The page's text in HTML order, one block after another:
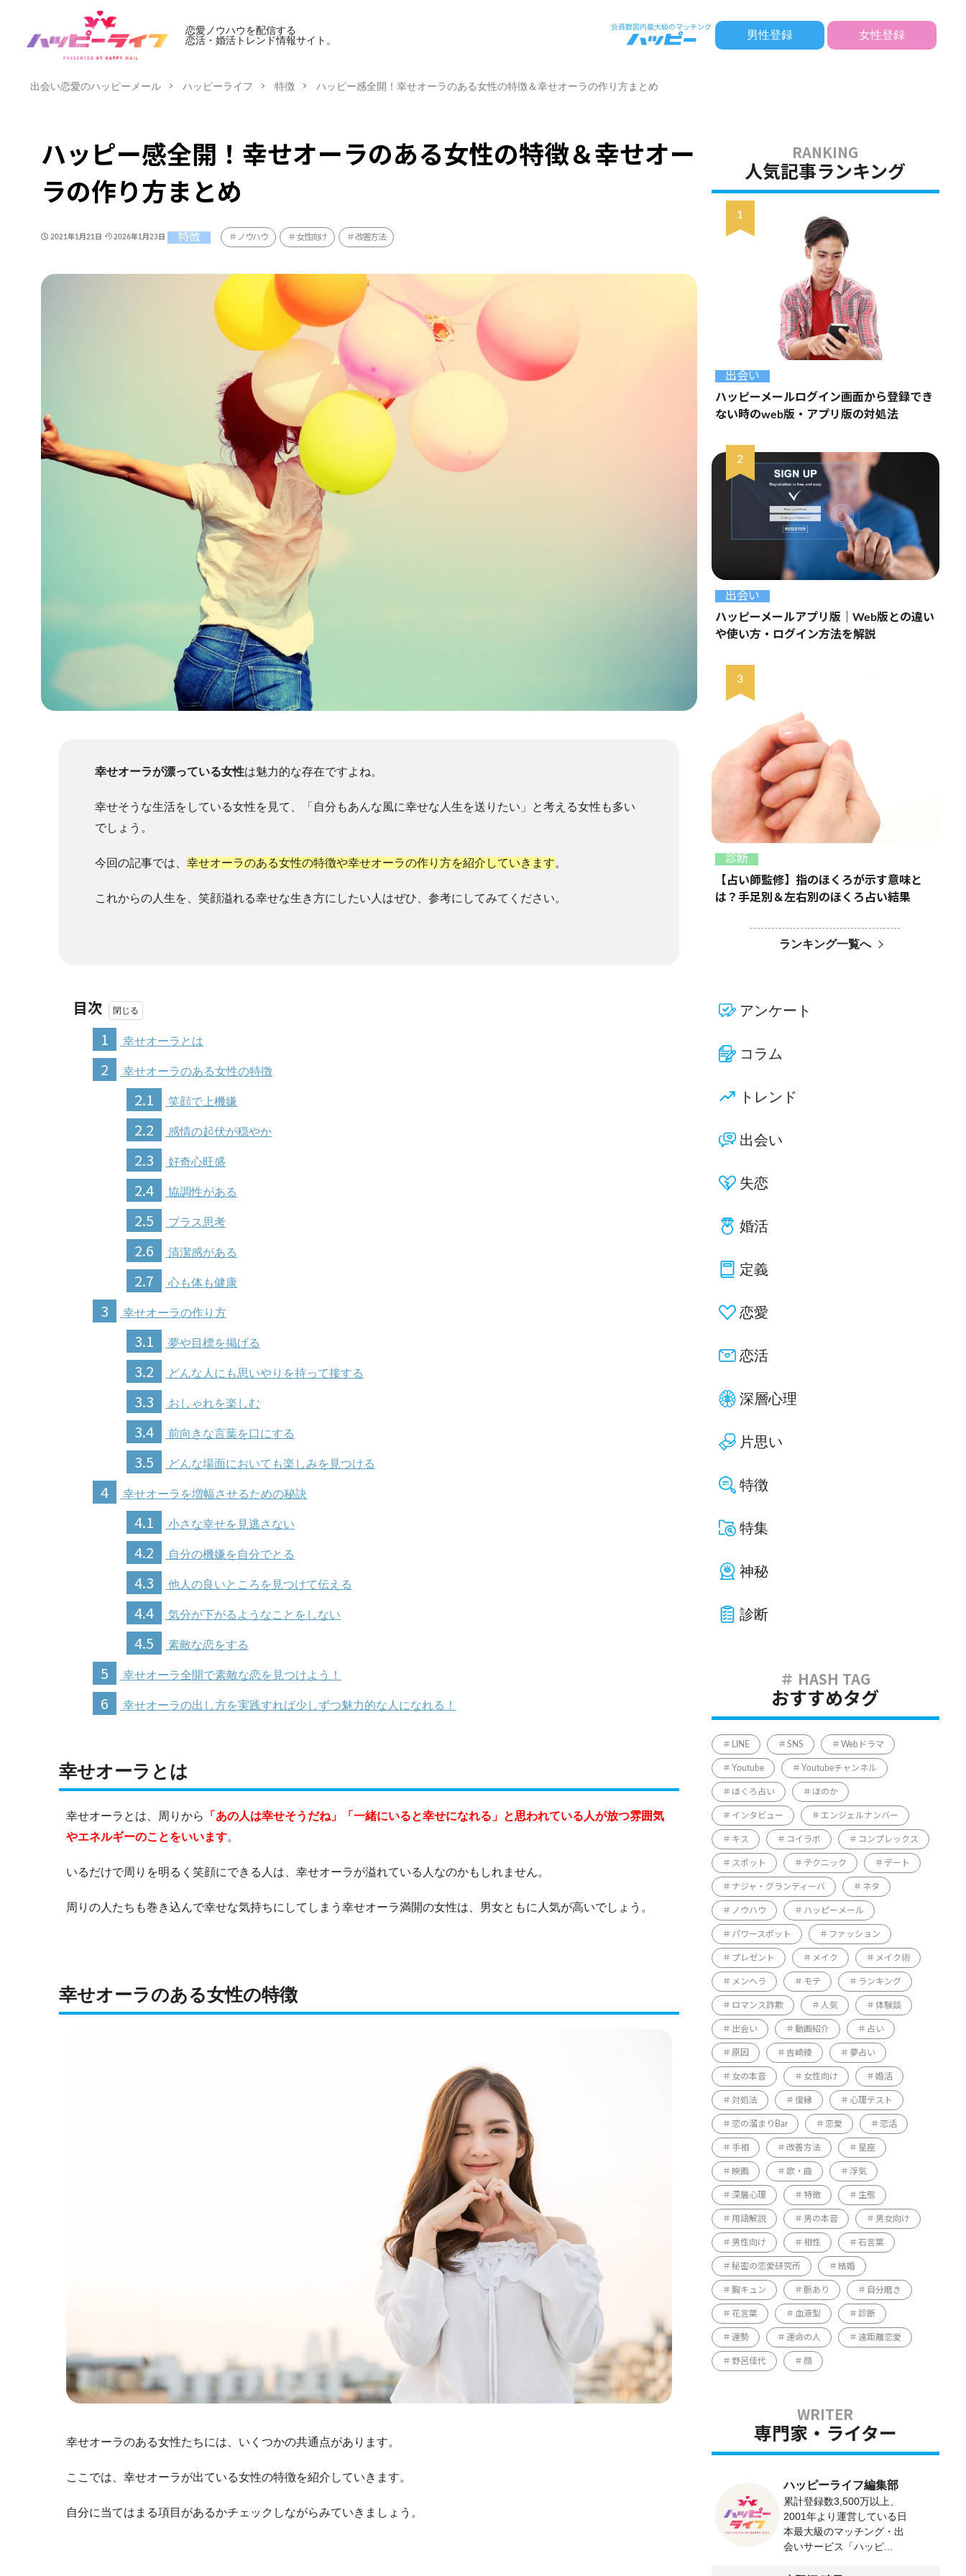
恋愛ノウハウを配信する
恋活・婚活トレンド情報サイト。
男性登録 女性登録
出会い恋愛のハッピーメール ハッピーライフ 特徴 ハッピー感全開！幸せオーラのある女性の特徴＆幸せオーラの作り方まとめ
ハッピー感全開！幸せオーラのある女性の特徴＆幸せオー
ラの作り方まとめ
2021年1月21日 2026年1月23日 特徴 ノウハウ 女性向け 改善方法
幸せオーラが漂っている女性は魅力的な存在ですよね。
幸せそうな生活をしている女性を見て、「自分もあんな風に幸せな人生を送りたい」と考える女性も多い
でしょう。
今回の記事では、 幸せオーラのある女性の特徴や幸せオーラの作り方を紹介していきます。
これからの人生を、笑顔溢れる幸せな生き方にしたい人はぜひ、参考にしてみてください。
目次
1
幸せオーラとは
2 幸せオーラのある女性の特徴
2.1 笑顔で上機嫌
2.2 感情の起伏が穏やか
2.3 好奇心旺盛
2.4 協調性がある
2.5 プラス思考
2.6 清潔感がある
2.7 心も体も健康
3 幸せオーラの作り方
3.1 夢や目標を掲げる
3.2 どんな人にも思いやりを持って接する
3.3 おしゃれを楽しむ
3.4 前向きな言葉を口にする
3.5 どんな場面においても楽しみを見つける
4 幸せオーラを増幅させるための秘訣
4.1 小さな幸せを見逃さない
4.2 自分の機嫌を自分でとる
4.3 他人の良いところを見つけて伝える
4.4 気分が下がるようなことをしない
4.5 素敵な恋をする
5 幸せオーラ全開で素敵な恋を見つけよう！
6 幸せオーラの出し方を実践すれば少しずつ魅力的な人になれる！
幸せオーラとは
幸せオーラとは、周りから
「あの人は幸せそうだね」「一緒にいると幸せになれる」と思われている人が放つ雰囲気
やエネルギーのことをいいます。
いるだけで周りを明るく笑顔にできる人は、幸せオーラが溢れている人なのかもしれません。
周りの人たちも巻き込んで幸せな気持ちにしてしまう幸せオーラ満開の女性は、男女ともに人気が高いでしょう。
幸せオーラのある女性の特徴
幸せオーラのある女性たちには、いくつかの共通点があります。
ここでは、幸せオーラが出ている女性の特徴を紹介していきます。
自分に当てはまる項目があるかチェックしながらみていきましょう。
人気記事ランキング
出会い
ハッピーメールログイン画面から登録でき
ない時のweb版・アプリ版の対処法
出会い
ハッピーメールアプリ版｜Web版との違い
や使い方・ログイン方法を解説
診断
【占い師監修】指のほくろが示す意味と
は？手足別＆左右別のほくろ占い結果
ランキング一覧へ
アンケート
コラム
トレンド
出会い
失恋
婚活
定義
恋愛
恋活
深層心理
片思い
特徴
特集
神秘
診断
おすすめタグ
LINE SNS Webドラマ
Youtube Youtubeチャンネル
ほくろ占い ほのか
インタビュー エンジェルナンバー
キス コイラボ コンプレックス
スポット テクニック デート
ナジャ・グランディーバ ネタ
ノウハウ ハッピーメール
パワースポット ファッション
プレゼント メイク メイク術
メンヘラ モテ ランキング
ロマンス詐欺 人気 体験談
出会い 動画紹介 占い
原因 吉崎綾 夢占い
女の本音 女性向け 婚活
対処法 復縁 心理テスト
恋の溜まりBar 恋愛 恋活
手相 改善方法 星座
映画 歌・曲 浮気
深層心理 特徴 生態
用語解説 男の本音 男女向け
男性向け 相性 石言葉
秘密の恋愛研究所 結婚
胸キュン 脈あり 自分磨き
花言葉 血液型 診断
運勢 運命の人 遠距離恋愛
野呂佳代 顔
専門家・ライター
ハッピーライフ編集部
累計登録数3,500万以上、
2001年より運営している日
本最大級のマッチング・出
会いサービス「ハッピ...